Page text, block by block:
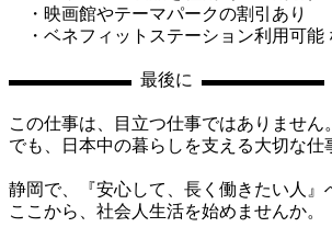
・映画館やテーマパークの割引あり
・ベネフィットステーション利用可能
▬▬▬▬▬▬▬  最後に  ▬▬▬▬▬▬▬
この仕事は、目立つ仕事ではありません。
でも、日本中の暮らしを支える大切な仕
静岡で、『安心して、長く働きたい人』
ここから、社会人生活を始めませんか。